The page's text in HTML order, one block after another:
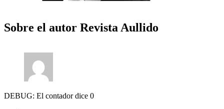
Sobre el autor Revista Aullido
DEBUG: El contador dice 0